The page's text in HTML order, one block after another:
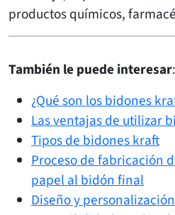
productos químicos,
También le puede interesar:
¿Qué son los bidones
Las ventajas de utilizar
Tipos de bidones kraft
Proceso de fabricación
papel al bidón final
Diseño y